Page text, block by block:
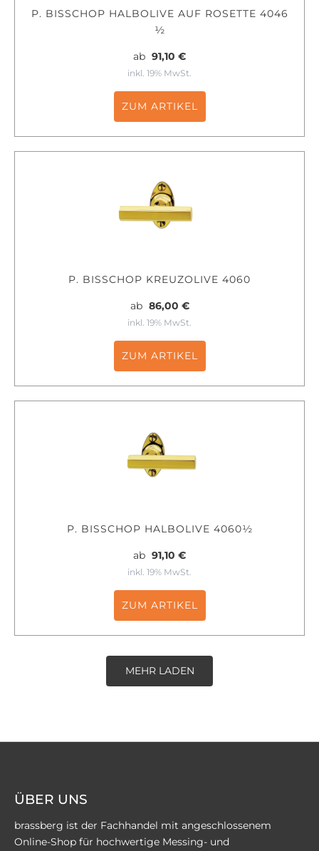
P. BISSCHOP HALBOLIVE AUF ROSETTE 4046
½
ab 91,10 €
inkl. 19% MwSt.
ZUM ARTIKEL
P. BISSCHOP KREUZOLIVE 4060
ab 86,00 €
inkl. 19% MwSt.
ZUM ARTIKEL
P. BISSCHOP HALBOLIVE 4060½
ab 91,10 €
inkl. 19% MwSt.
ZUM ARTIKEL
MEHR LADEN
ÜBER UNS
brassberg ist der Fachhandel mit angeschlossenem
Online-Shop für hochwertige Messing- und